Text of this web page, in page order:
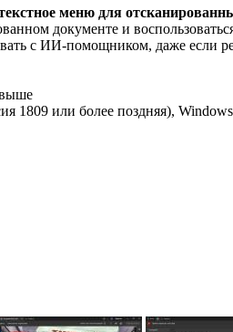
меню для
документе и
с ИИ-помощником, даже если
1809 или более поздняя),